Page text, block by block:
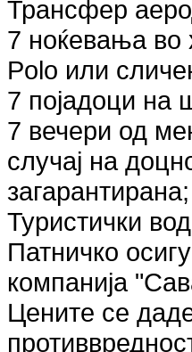
Трансфер
7 ноќевања во
Polo или
7 појадоци на
7 вечери од
случај на
загарантирана;
Туристички
Патничко
компанија
Цените се